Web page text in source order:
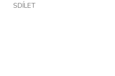
SDÍLET